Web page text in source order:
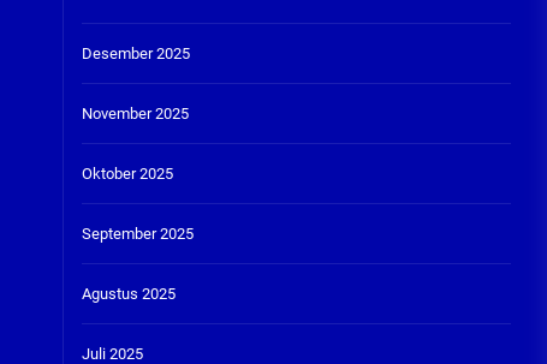
Desember 2025
November 2025
Oktober 2025
September 2025
Agustus 2025
Juli 2025